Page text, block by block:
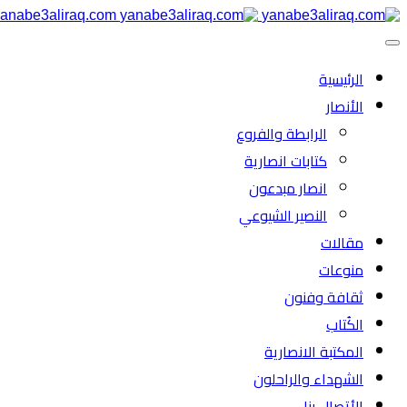
الرئیسية
الأنصار
الرابطة والفروع
كتابات انصارية
انصار مبدعون
النصیر الشیوعي
مقالات
منوعات
ثقافة وفنون
الكُتاب
المكتبة الانصارية
الشهداء والراحلون